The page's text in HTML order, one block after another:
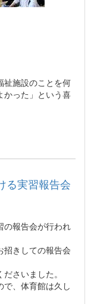
祉施設のことを何
かった」という喜
る実習報告会
の報告会が行われ
招きしての報告会
さいました。
で、体育館は久し